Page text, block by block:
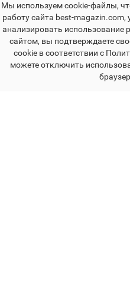
Преимущества:
Огромный OLED
для максимального
Продвинутая
48 МП
Улучшенная
быстрой и
Мы используем cookie-файлы,
работу сайта best-
анализировать использование
сайтом, вы подтверждаете
cookie в соответствии с
можете отключить